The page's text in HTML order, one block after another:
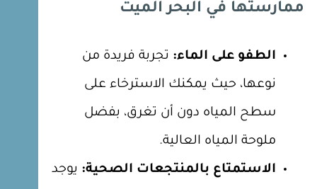
ممارستها في البحر الميت
الطفو على الماء: تجربة فريدة من
نوعها، حيث يمكنك الاسترخاء على
سطح المياه دون أن تغرق، بفضل
ملوحة المياه العالية.
الاستمتاع بالمنتجعات الصحية: يوجد